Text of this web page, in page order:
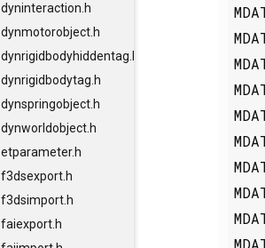
dyninteraction.h
dynmotorobject.h
dynrigidbodyhiddentag.h
dynrigidbodytag.h
dynspringobject.h
dynworldobject.h
etparameter.h
f3dsexport.h
f3dsimport.h
faiexport.h